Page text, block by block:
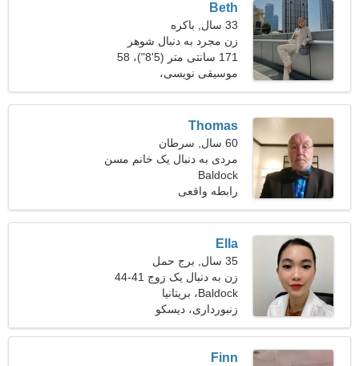
Beth
33 سال, باکره
زن مجرد به دنبال شوهر
171 سانتی متر (5'8")، 58
کیلوگرم (127 پوند)
موسیقی نویسی،
موتوراسپرت
Thomas
60 سال, سرطان
مردی به دنبال یک خانم مسن
Baldock
رابطه واقعی
Ella
35 سال, برج حمل
زن به دنبال یک زوج 41-44
Baldock، بریتانیا
زنبورداری، دیسکو
Finn